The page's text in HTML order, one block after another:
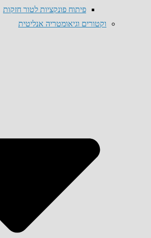
פיתוח פונקציות לטור חזקות
וקטורים וגיאומטריה אנליטית